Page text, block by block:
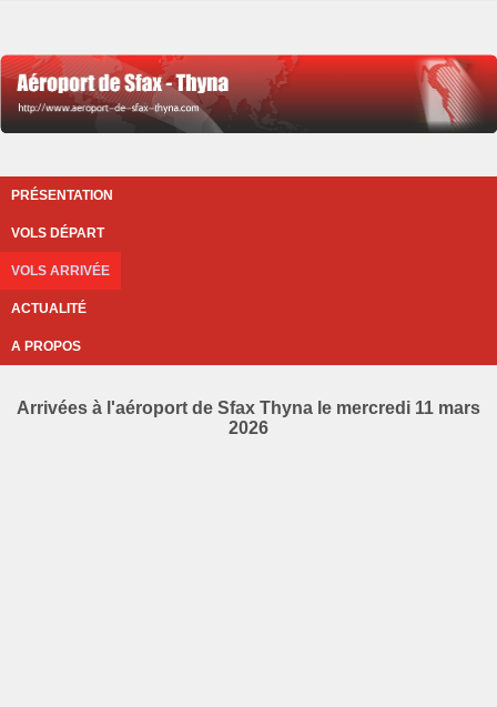
PRÉSENTATION
VOLS DÉPART
VOLS ARRIVÉE
ACTUALITÉ
A PROPOS
Arrivées à l'aéroport de Sfax Thyna le mercredi 11 mars
2026